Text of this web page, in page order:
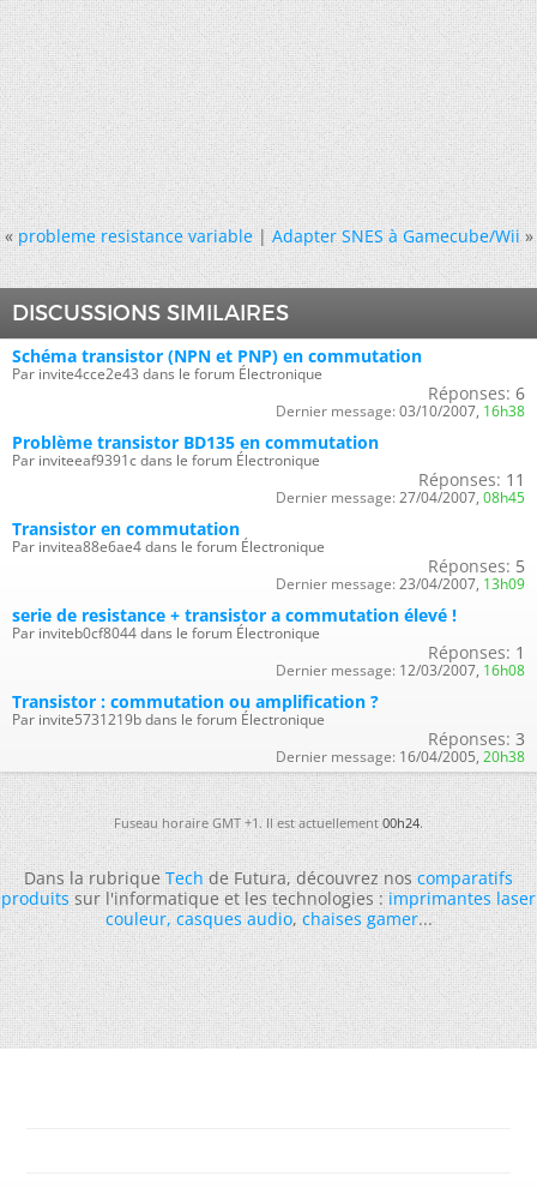
« probleme resistance variable|Adapter SNES à Gamecube/Wii »
DISCUSSIONS SIMILAIRES
Schéma transistor (NPN et PNP) en commutation
Par invite4cce2e43 dans le forum Électronique
Réponses: 6
Dernier message: 03/10/2007, 16h38
Problème transistor BD135 en commutation
Par inviteeaf9391c dans le forum Électronique
Réponses: 11
Dernier message: 27/04/2007, 08h45
Transistor en commutation
Par invitea88e6ae4 dans le forum Électronique
Réponses: 5
Dernier message: 23/04/2007, 13h09
serie de resistance + transistor a commutation élevé !
Par inviteb0cf8044 dans le forum Électronique
Réponses: 1
Dernier message: 12/03/2007, 16h08
Transistor : commutation ou amplification ?
Par invite5731219b dans le forum Électronique
Réponses: 3
Dernier message: 16/04/2005, 20h38
Fuseau horaire GMT +1. Il est actuellement00h24.
Dans la rubriqueTechde Futura, découvrez noscomparatifs
produitssur l'informatique et les technologies :imprimantes laser
couleur,casques audio,chaises gamer...